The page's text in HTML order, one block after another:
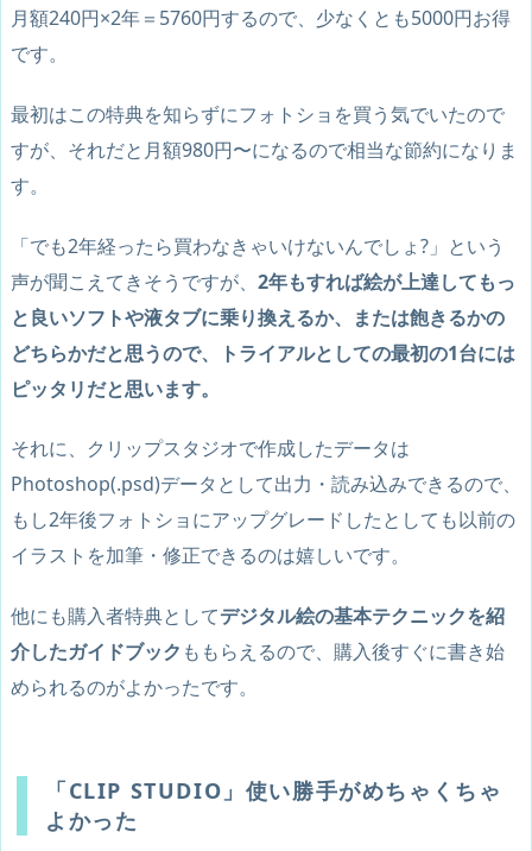
月額240円×2年＝5760円するので、少なくとも5000円お得
です。
最初はこの特典を知らずにフォトショを買う気でいたので
すが、それだと月額980円〜になるので相当な節約になりま
す。
「でも2年経ったら買わなきゃいけないんでしょ?」という
声が聞こえてきそうですが、 2年もすれば絵が上達してもっ
と良いソフトや液タブに乗り換えるか、または飽きるかの
どちらかだと思うので、トライアルとしての最初の1台には
ピッタリだと思います。
それに、クリップスタジオで作成したデータは
Photoshop(.psd)データとして出力・読み込みできるので、
もし2年後フォトショにアップグレードしたとしても以前の
イラストを加筆・修正できるのは嬉しいです。
他にも購入者特典としてデジタル絵の基本テクニックを紹
介したガイドブック ももらえるので、購入後すぐに書き始
められるのがよかったです。
「CLIP STUDIO」使い勝手がめちゃくちゃ
よかった